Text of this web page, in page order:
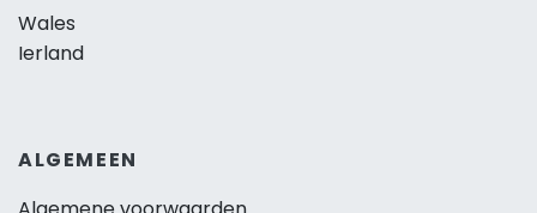
Wales
Ierland
ALGEMEEN